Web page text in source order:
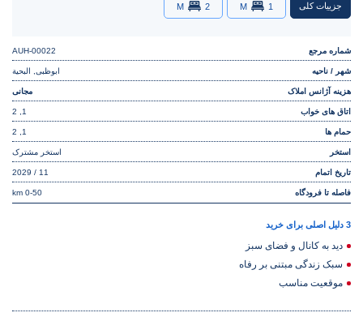
جزییات کلی 1
M
2
M
شماره مرجع AUH-00022
شهر / ناحیه ابوظبی, البحیة
هزینه آژانس املاک مجانی
اتاق های خواب 1, 2
حمام ها 1, 2
استخر استخر مشترک
تاریخ اتمام 11 / 2029
فاصله تا فرودگاه 0-50 km
3 دلیل اصلی برای خرید
دید به کانال و فضای سبز
سبک زندگی مبتنی بر رفاه
موقعیت مناسب